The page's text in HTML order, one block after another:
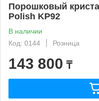
Порошковый
Polish KP92
В наличии
Код: 0144
Розница
143 800 ₸